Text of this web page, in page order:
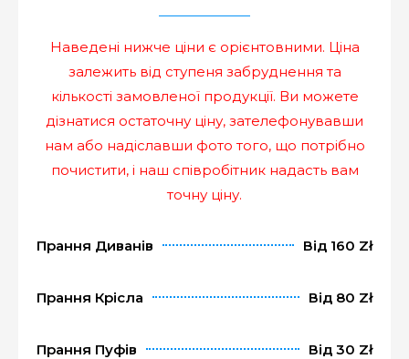
Наведені нижче ціни є орієнтовними. Ціна
залежить від ступеня забруднення та
кількості замовленої продукції. Ви можете
дізнатися остаточну ціну, зателефонувавши
нам або надіславши фото того, що потрібно
почистити, і наш співробітник надасть вам
точну ціну.
Прання Диванів Від 160 Zł
Прання Крісла Від 80 Zł
Прання Пуфів Від 30 Zł